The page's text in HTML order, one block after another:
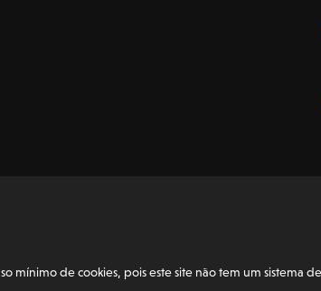
mínimo de cookies, pois este site não tem um